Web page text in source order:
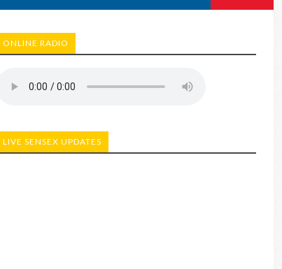
ONLINE RADIO
LIVE SENSEX UPDATES